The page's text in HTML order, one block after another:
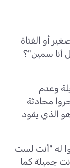
أو الفتاة
أنا سمين"؟
وعدم
محادثة
الذي يقود
له "أنت لست
جميلة كما